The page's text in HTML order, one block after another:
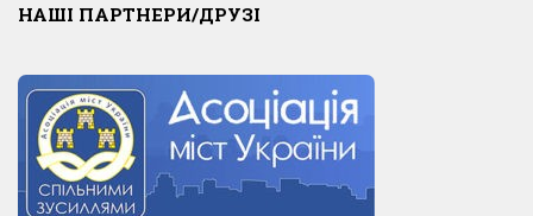
НАШІ ПАРТНЕРИ/ДРУЗІ